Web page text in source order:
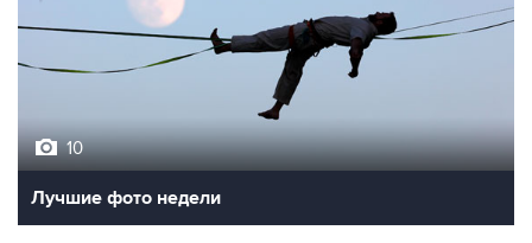
10
Лучшие фото недели